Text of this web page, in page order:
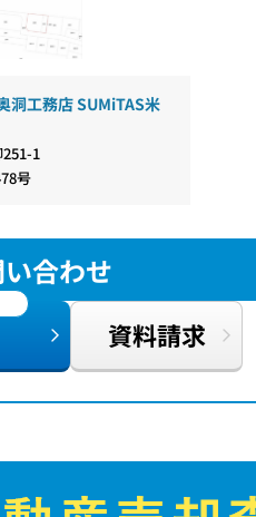
工務店 SUMiTAS米
1
号
合わせ
資料請求